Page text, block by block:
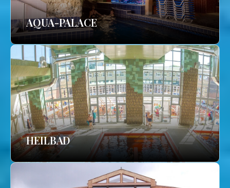
AQUA-PALACE
HEILBAD